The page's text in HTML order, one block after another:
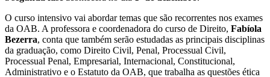
O curso intensivo vai abordar temas que são recorrentes nos exames
da OAB. A professora e coordenadora do curso de Direito, Fabíola
Bezerra, conta que também serão estudadas as principais disciplinas
da graduação, como Direito Civil, Penal, Processual Civil,
Processual Penal, Empresarial, Internacional, Constitucional,
Administrativo e o Estatuto da OAB, que trabalha as questões ética